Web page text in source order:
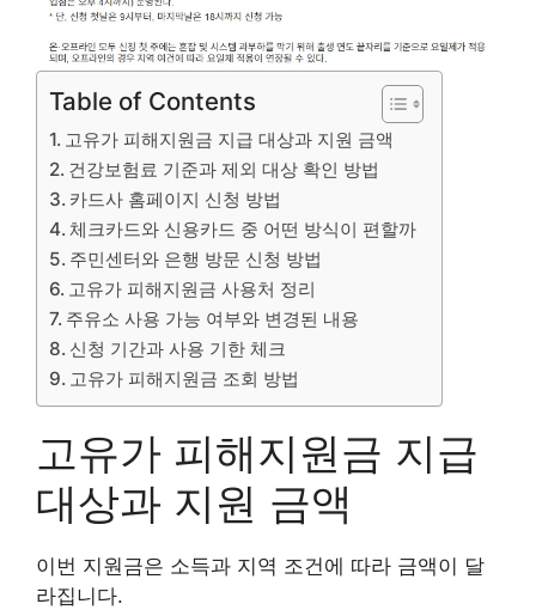
Table of Contents
고유가 피해지원금 지급 대상과 지원 금액
건강보험료 기준과 제외 대상 확인 방법
카드사 홈페이지 신청 방법
체크카드와 신용카드 중 어떤 방식이 편할까
주민센터와 은행 방문 신청 방법
고유가 피해지원금 사용처 정리
주유소 사용 가능 여부와 변경된 내용
신청 기간과 사용 기한 체크
고유가 피해지원금 조회 방법
고유가 피해지원금 지급
대상과 지원 금액
이번 지원금은 소득과 지역 조건에 따라 금액이 달
라집니다.